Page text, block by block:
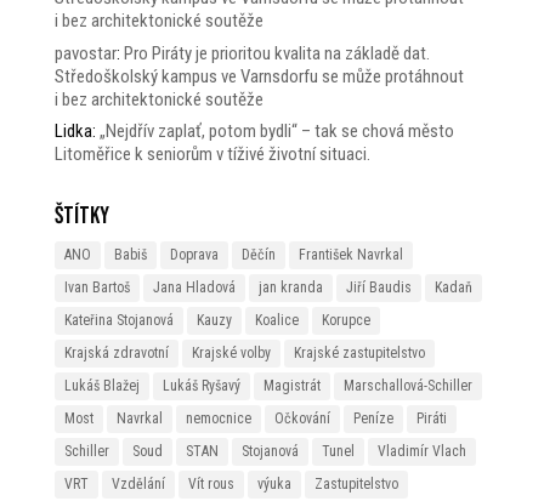
i bez architektonické soutěže
pavostar: Pro Piráty je prioritou kvalita na základě dat.
Středoškolský kampus ve Varnsdorfu se může protáhnout
i bez architektonické soutěže
Lidka: „Nejdřív zaplať, potom bydli“ – tak se chová město
Litoměřice k seniorům v tíživé životní situaci.
Štítky
ANO Babiš Doprava Děčín
František Navrkal
Ivan Bartoš
Jana Hladová jan kranda Jiří Baudis
Kadaň
Kateřina Stojanová
Kauzy Koalice
Korupce
Krajská zdravotní
Krajské volby
Krajské zastupitelstvo
Lukáš Blažej
Lukáš Ryšavý Magistrát
Marschallová-Schiller
Most
Navrkal nemocnice Očkování Peníze
Piráti
Schiller
Soud STAN Stojanová Tunel
Vladimír Vlach
VRT
Vzdělání Vít rous výuka
Zastupitelstvo